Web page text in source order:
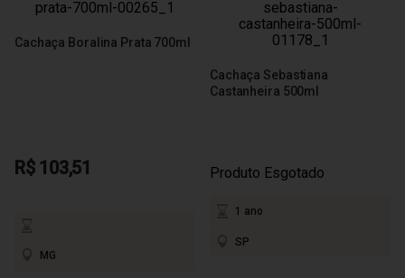
Cachaça Boralina Prata 700ml
R$ 103,51
MG
Cachaça Sebastiana
Castanheira 500ml
Produto Esgotado
1 ano
SP